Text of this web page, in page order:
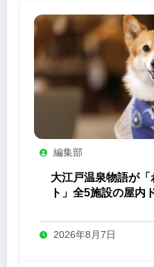
編集部
大江戸温泉物語が
ト」全5施設の屋内
2026年8月7日